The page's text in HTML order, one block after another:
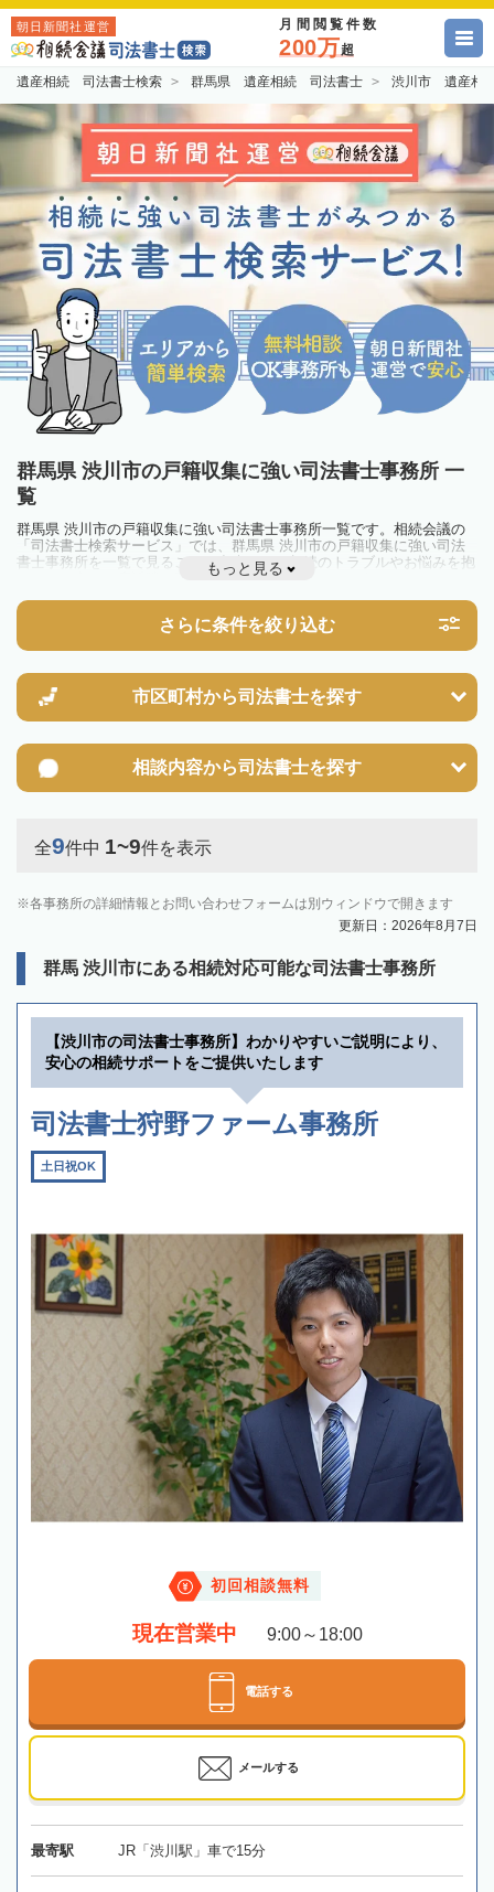
朝日新聞社運営 月間閲覧件数
200万超
遺産相続 司法書士検索 群馬県 遺産相続 司法書士 渋川市 遺産相
群馬県 渋川市の戸籍収集に強い司法書士事務所 一
覧
群馬県 渋川市の戸籍収集に強い司法書士事務所一覧です。相続会議の
「司法書士検索サービス」では、群馬県 渋川市の戸籍収集に強い司法
書士事務所を一覧で見ることが出来ます。相続のトラブルやお悩みを抱
えている方は一度近隣の司法書士に相談してみましょう。
もっと見る
さらに条件を絞り込む
市区町村から司法書士を探す
相談内容から司法書士を探す
全9件中 1~9件を表示
各事務所の詳細情報とお問い合わせフォームは別ウィンドウで開きます
更新日：2026年8月7日
群馬 渋川市にある相続対応可能な司法書士事務所
【渋川市の司法書士事務所】わかりやすいご説明により、
安心の相続サポートをご提供いたします
司法書士狩野ファーム事務所
土日祝OK
初回相談無料
現在営業中 9:00～18:00
電話する
メールする
最寄駅 JR「渋川駅」車で15分